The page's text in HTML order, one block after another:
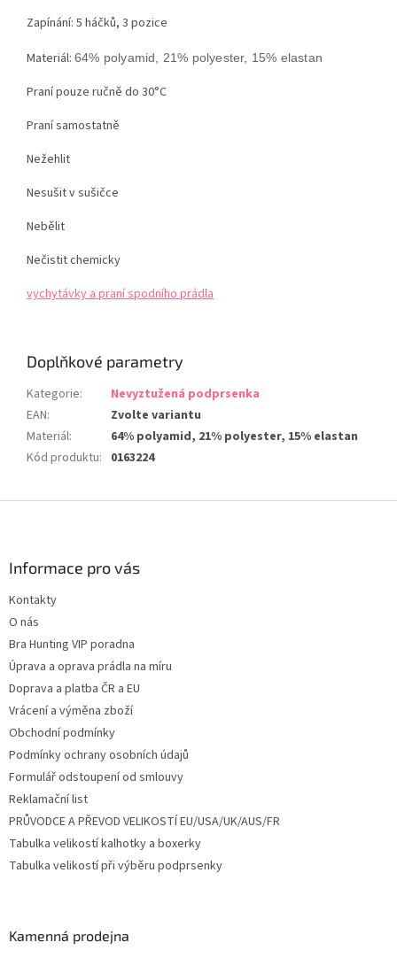
Zapínání: 5 háčků, 3 pozice
Materiál: 64% polyamid, 21% polyester, 15% elastan
Praní pouze ručně do 30°C
Praní samostatně
Nežehlit
Nesušit v sušičce
Nebělit
Nečistit chemicky
vychytávky a praní spodního prádla
Doplňkové parametry
Kategorie:
Nevyztužená podprsenka
EAN:
Zvolte variantu
Materiál:
64% polyamid, 21% polyester, 15% elastan
Kód produktu: 0163224
Informace pro vás
Kontakty
O nás
Bra Hunting VIP poradna
Úprava a oprava prádla na míru
Doprava a platba ČR a EU
Vrácení a výměna zboží
Obchodní podmínky
Podmínky ochrany osobních údajů
Formulář odstoupení od smlouvy
Reklamační list
PRŮVODCE A PŘEVOD VELIKOSTÍ EU/USA/UK/AUS/FR
Tabulka velikostí kalhotky a boxerky
Tabulka velikostí při výběru podprsenky
Kamenná prodejna